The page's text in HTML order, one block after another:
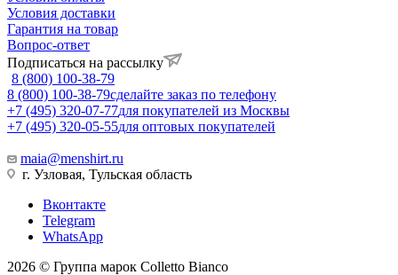
Условия доставки
Гарантия на товар
Вопрос-ответ
Подписаться на рассылку
8 (800) 100-38-79
8 (800) 100-38-79сделайте заказ по телефону
+7 (495) 320-07-77для покупателей из Москвы
+7 (495) 320-05-55для оптовых покупателей
maia@menshirt.ru
г. Узловая, Тульская область
Вконтакте
Telegram
WhatsApp
2026 © Группа марок Colletto Bianco